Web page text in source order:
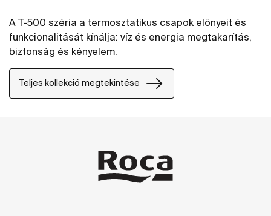
A T-500 széria a termosztatikus csapok előnyeit és
funkcionalitását kínálja: víz és energia megtakarítás,
biztonság és kényelem.
Teljes kollekció megtekintése